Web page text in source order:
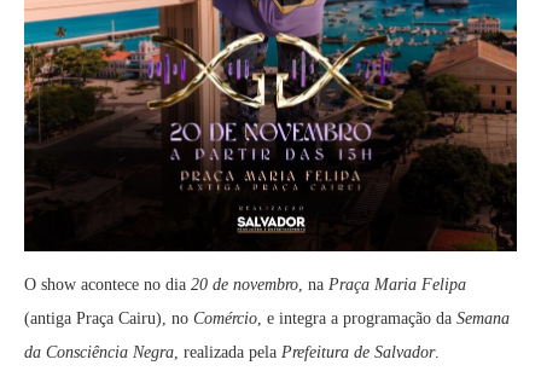
O show acontece no dia 20 de novembro , na Praça Maria Felipa
(antiga Praça Cairu), no Comércio , e integra a programação da Semana
da Consciência Negra , realizada pela Prefeitura de Salvador.